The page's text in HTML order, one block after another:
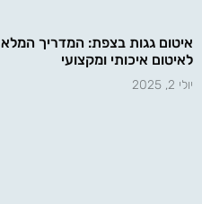
איטום גגות בצפת: המדריך המלא
לאיטום איכותי ומקצועי
יולי 2, 2025